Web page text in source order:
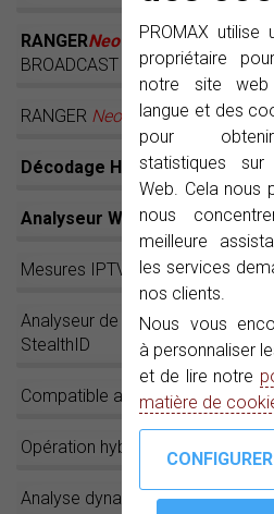
PROMAX utilise
propriétaire
notre site
langue et des
pour
statistiques
Web. Cela nous
nous
meilleure
les services
nos clients.
Nous vous
à personnaliser
et de lire notre
matière de
RANGERNeo3
: Mesureur de
BROADCAST HEVC H.265
RANGER Neo : Pour maîtriser
Décodage HEVC H.265
Analyseur WiFi 2.4 GHz
Mesures IPTV sur le RANGER
Analyseur de spectre rapide et
StealthID
Compatible avec wbLNB
Opération hybride : Écran tactile
Analyse dynamique des échos